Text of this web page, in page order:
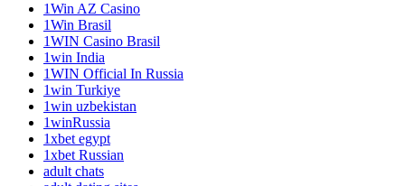
1Win AZ Casino
1Win Brasil
1WIN Casino Brasil
1win India
1WIN Official In Russia
1win Turkiye
1win uzbekistan
1winRussia
1xbet egypt
1xbet Russian
adult chats